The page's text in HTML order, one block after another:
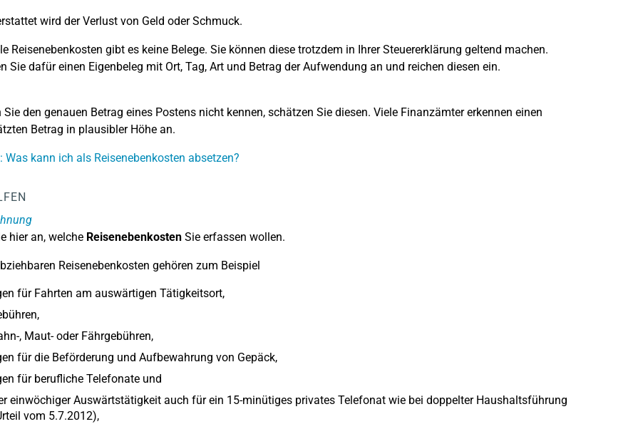
wird der Verlust von Geld oder Schmuck.
Reisenebenkosten gibt es keine Belege. Sie können diese trotzdem in Ihrer Steuererklärung geltend machen.
Sie dafür einen Eigenbeleg mit Ort, Tag, Art und Betrag der Aufwendung an und reichen diesen ein.
Sie den genauen Betrag eines Postens nicht kennen, schätzen Sie diesen. Viele Finanzämter erkennen einen
Betrag in plausibler Höhe an.
Was kann ich als Reisenebenkosten absetzen?
hier an, welche ReisenebenkostenSie erfassen wollen.
Reisenebenkosten gehören zum Beispiel
für Fahrten am auswärtigen Tätigkeitsort,
, Maut- oder Fährgebühren,
für die Beförderung und Aufbewahrung von Gepäck,
für berufliche Telefonate und
einwöchiger Auswärtstätigkeit auch für ein 15-minütiges privates Telefonat wie bei doppelter Haushaltsführung
vom 5.7.2012),